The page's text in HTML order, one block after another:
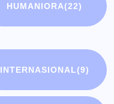
HUMANIORA(22)
INTERNASIONAL(9)